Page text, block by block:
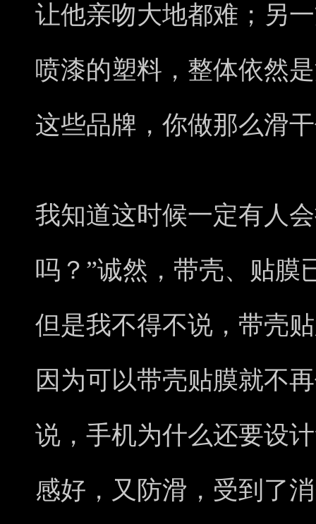
让他亲吻大地都难；另
喷漆的塑料，整体依然
这些品牌，你做那么滑
我知道这时候一定有人
吗？”诚然，带壳、贴膜
但是我不得不说，带壳
因为可以带壳贴膜就不
说，手机为什么还要设
感好，又防滑，受到了